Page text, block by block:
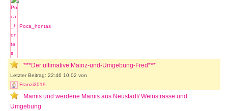
Poca_hontas
***Der ultimative Mainz-und-Umgebung-Fred***
Letzter Beitrag: 22:46 10.02 von
Franzi2019
Mamis und werdene Mamis aus Neustadt/ Weinstrasse und
Umgebung